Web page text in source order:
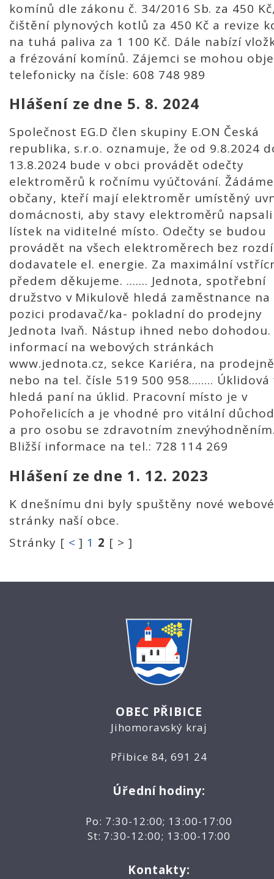
komínů dle zákonu č. 34/2016 Sb. za 450
čištění plynových kotlů za 450 Kč a revize
na tuhá paliva za 1 100 Kč. Dále nabízí
a frézování komínů. Zájemci se mohou
telefonicky na čísle: 608 748 989
Hlášení ze dne 5. 8. 2024
Společnost EG.D člen skupiny E.ON Česká
republika, s.r.o. oznamuje, že od 9.8.2024
13.8.2024 bude v obci provádět odečty
elektroměrů k ročnímu vyúčtování. Žádáme
občany, kteří mají elektroměr umístěný
domácnosti, aby stavy elektroměrů
lístek na viditelné místo. Odečty se budou
provádět na všech elektroměrech bez
dodavatele el. energie. Za maximální
předem děkujeme. ....... Jednota, spotřební
družstvo v Mikulově hledá zaměstnance na
pozici prodavač/ka- pokladní do prodejny
Jednota Ivaň. Nástup ihned nebo dohodou.
informací na webových stránkách
www.jednota.cz, sekce Kariéra, na prodejně
nebo na tel. čísle 519 500 958........
hledá paní na úklid. Pracovní místo je v
Pohořelicích a je vhodné pro vitální
a pro osobu se zdravotním
Bližší informace na tel.: 728 114 269
Hlášení ze dne 1. 12. 2023
K dnešnímu dni byly spuštěny nové webové
stránky naší obce.
Stránky [ < ] 1 2 [ > ]
OBEC PŘIBICE
Jihomoravský kraj
Přibice 84, 691 24
Úřední hodiny:
Po: 7:30-12:00; 13:00-17:00
St: 7:30-12:00; 13:00-17:00
Kontakty: